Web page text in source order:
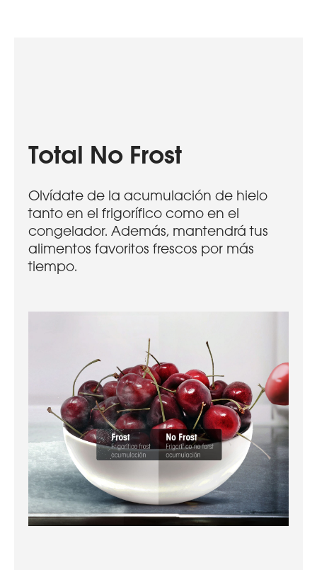
Total No Frost
Olvídate de la acumulación de hielo
tanto en el frigorífico como en el
congelador. Además, mantendrá tus
alimentos favoritos frescos por más
tiempo.